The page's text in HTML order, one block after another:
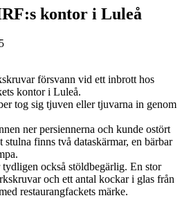
kontor i Luleå
försvann vid ett inbrott hos
kontor i Luleå.
tog sig tjuven eller tjuvarna in genom
ner persiennerna och kunde ostört
finns två dataskärmar, en bärbar
också stöldbegärlig. En stor
och ett antal kockar i glas från
restaurangfackets märke.